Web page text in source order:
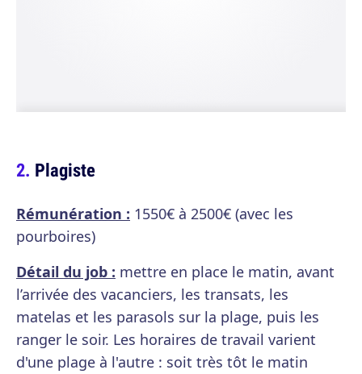
Plagiste
Rémunération : 1550€ à 2500€ (avec les
pourboires)
Détail du job : mettre en place le matin, avant
l’arrivée des vacanciers, les transats, les
matelas et les parasols sur la plage, puis les
ranger le soir. Les horaires de travail varient
d'une plage à l'autre : soit très tôt le matin